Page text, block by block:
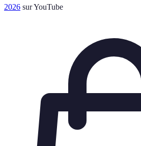
2026 sur YouTube